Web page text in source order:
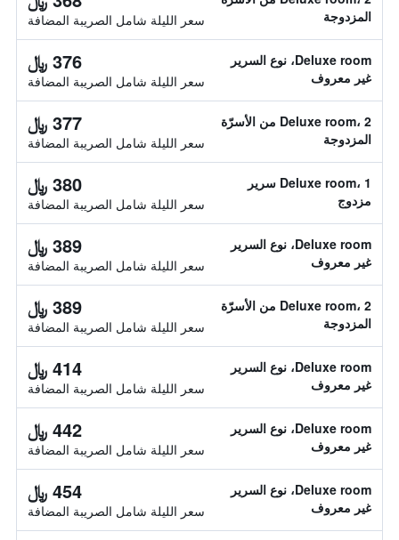
المزدوجة
سعر الليلة شامل الصريبة المضافة
Deluxe room، نوع السرير
غير معروف
376 ﷼
سعر الليلة شامل الصريبة المضافة
Deluxe room، 2 من الأسرّة
المزدوجة
377 ﷼
سعر الليلة شامل الصريبة المضافة
Deluxe room، 1 سرير
مزدوج
380 ﷼
سعر الليلة شامل الصريبة المضافة
Deluxe room، نوع السرير
غير معروف
389 ﷼
سعر الليلة شامل الصريبة المضافة
Deluxe room، 2 من الأسرّة
المزدوجة
389 ﷼
سعر الليلة شامل الصريبة المضافة
Deluxe room، نوع السرير
غير معروف
414 ﷼
سعر الليلة شامل الصريبة المضافة
Deluxe room، نوع السرير
غير معروف
442 ﷼
سعر الليلة شامل الصريبة المضافة
Deluxe room، نوع السرير
غير معروف
454 ﷼
سعر الليلة شامل الصريبة المضافة